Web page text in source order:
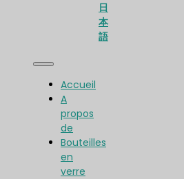
日
本
語
Accueil
A
propos
de
Bouteilles
en
verre